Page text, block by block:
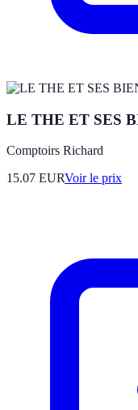
LE THE ET SES
Comptoirs Richard
15.07 EURVoir le prix